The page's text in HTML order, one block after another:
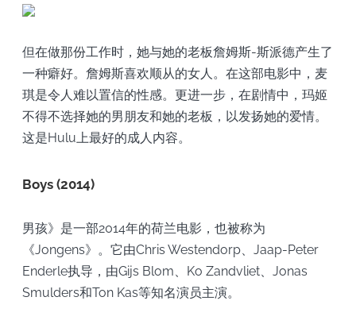
但在做那份工作时，她与她的老板詹姆斯-斯派德产生了
一种癖好。詹姆斯喜欢顺从的女人。在这部电影中，麦
琪是令人难以置信的性感。更进一步，在剧情中，玛姬
不得不选择她的男朋友和她的老板，以发扬她的爱情。
这是Hulu上最好的成人内容。
Boys (2014)
男孩》是一部2014年的荷兰电影，也被称为
《Jongens》。它由Chris Westendorp、Jaap-Peter
Enderle执导，由Gijs Blom、Ko Zandvliet、Jonas
Smulders和Ton Kas等知名演员主演。